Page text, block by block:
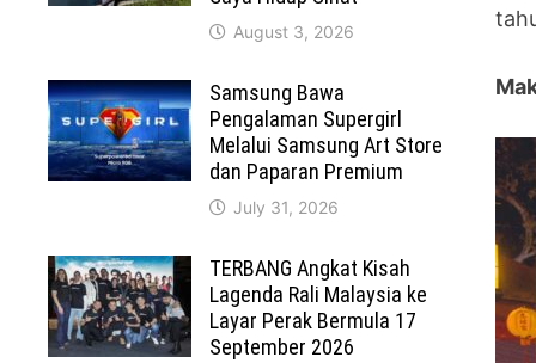
August 3, 2026
Samsung Bawa
Pengalaman Supergirl
Melalui Samsung Art Store
dan Paparan Premium
July 31, 2026
TERBANG Angkat Kisah
Lagenda Rali Malaysia ke
Layar Perak Bermula 17
September 2026